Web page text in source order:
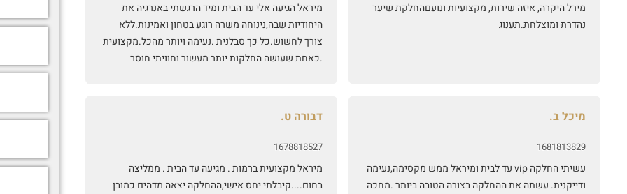
מירל היקרה, איזה שירות, מקצועיות ונועםהחלקת שיער
נהדרת ומוצלחת.תענוג
מיראל הגיעה אלי עד הבית ומיד הרגשתי באנרגיה את
היחודיות שבה,נינוחה משרה רוגע בטחון ואמינות.ללא
צורך לחשוש.כל כך סבלנית .נעימה ויותר מהכל.מקצועית
.כאחת שעושה החלקות יותר מעשור וחוויתי חוסר
כדי להתסכן😊🙏❤️
מיכל ב.
1681813829
עשיתי החלקה vip עד לבית ומיראל ממש מקסימה,נעימה
ודייקנית. עשתה את ההחלקה בצורה הטובה ביותר .מחכה
דבורה ט.
1678818527
מיראל מקצועית ברמות . מגיעה עד הבית . ממליצה
בחום....קיבלתי יחס אישי,ההחלקה יצאה מדהים כמובן